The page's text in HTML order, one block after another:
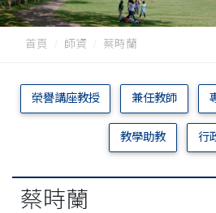
首頁 師資 蔡時蘭
榮譽講座教授 兼任教師
教學助教 行
蔡時蘭